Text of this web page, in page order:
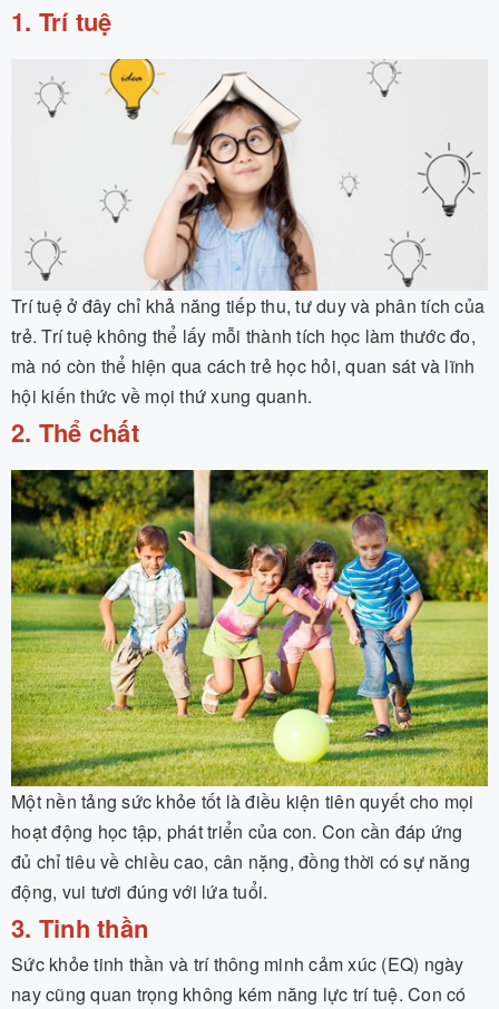
1. Trí tuệ
Trí tuệ ở đây chỉ khả năng tiếp thu, tư duy và phân tích của
trẻ. Trí tuệ không thể lấy mỗi thành tích học làm thước đo,
mà nó còn thể hiện qua cách trẻ học hỏi, quan sát và lĩnh
hội kiến thức về mọi thứ xung quanh.
2. Thể chất
Một nền tảng sức khỏe tốt là điều kiện tiên quyết cho mọi
hoạt động học tập, phát triển của con. Con cần đáp ứng
đủ chỉ tiêu về chiều cao, cân nặng, đồng thời có sự năng
động, vui tươi đúng với lứa tuổi.
3. Tinh thần
Sức khỏe tinh thần và trí thông minh cảm xúc (EQ) ngày
nay cũng quan trọng không kém năng lực trí tuệ. Con có